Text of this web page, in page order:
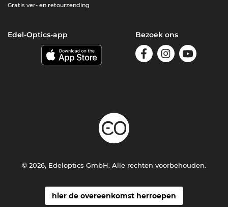
Gratis ver- en retourzending
Edel-Optics-app Bezoek ons
hier de overeenkomst herroepen
© 2026, Edeloptics GmbH. Alle rechten voorbehouden.